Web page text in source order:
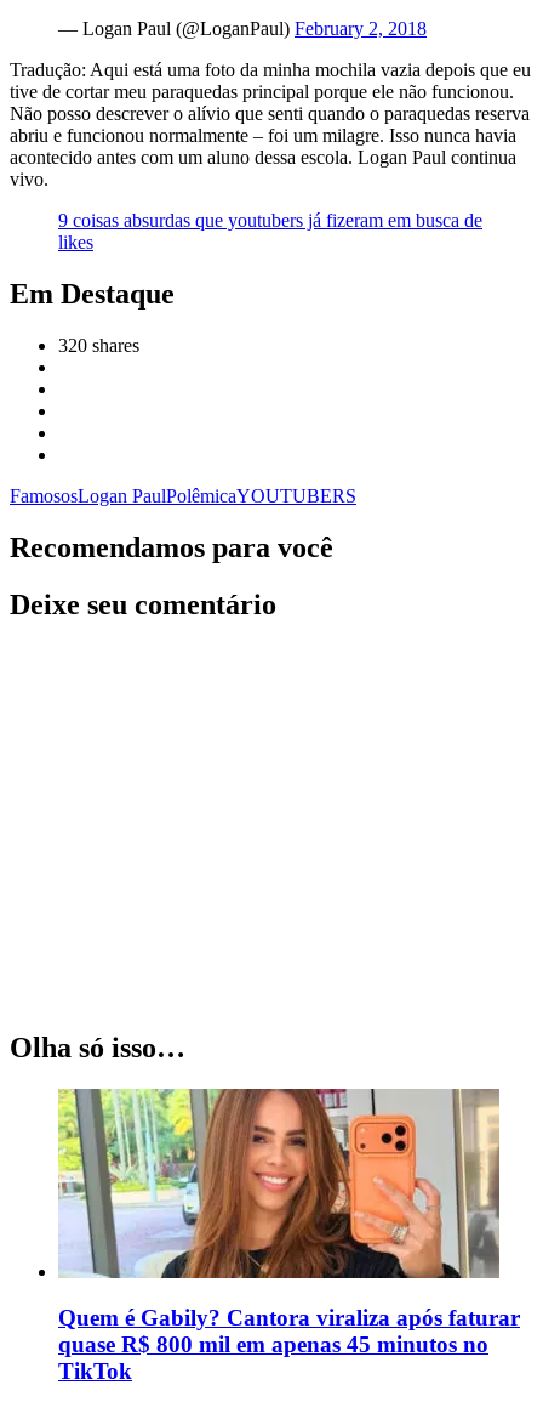
— Logan Paul (@LoganPaul) February 2, 2018
Tradução: Aqui está uma foto da minha mochila vazia depois que eu
tive de cortar meu paraquedas principal porque ele não funcionou.
Não posso descrever o alívio que senti quando o paraquedas reserva
abriu e funcionou normalmente – foi um milagre. Isso nunca havia
acontecido antes com um aluno dessa escola. Logan Paul continua
vivo.
9 coisas absurdas que youtubers já fizeram em busca de
likes
Em Destaque
320 shares
FamososLogan PaulPolêmicaYOUTUBERS
Recomendamos para você
Deixe seu comentário
Olha só isso…
Quem é Gabily? Cantora viraliza após faturar
quase R$ 800 mil em apenas 45 minutos no
TikTok